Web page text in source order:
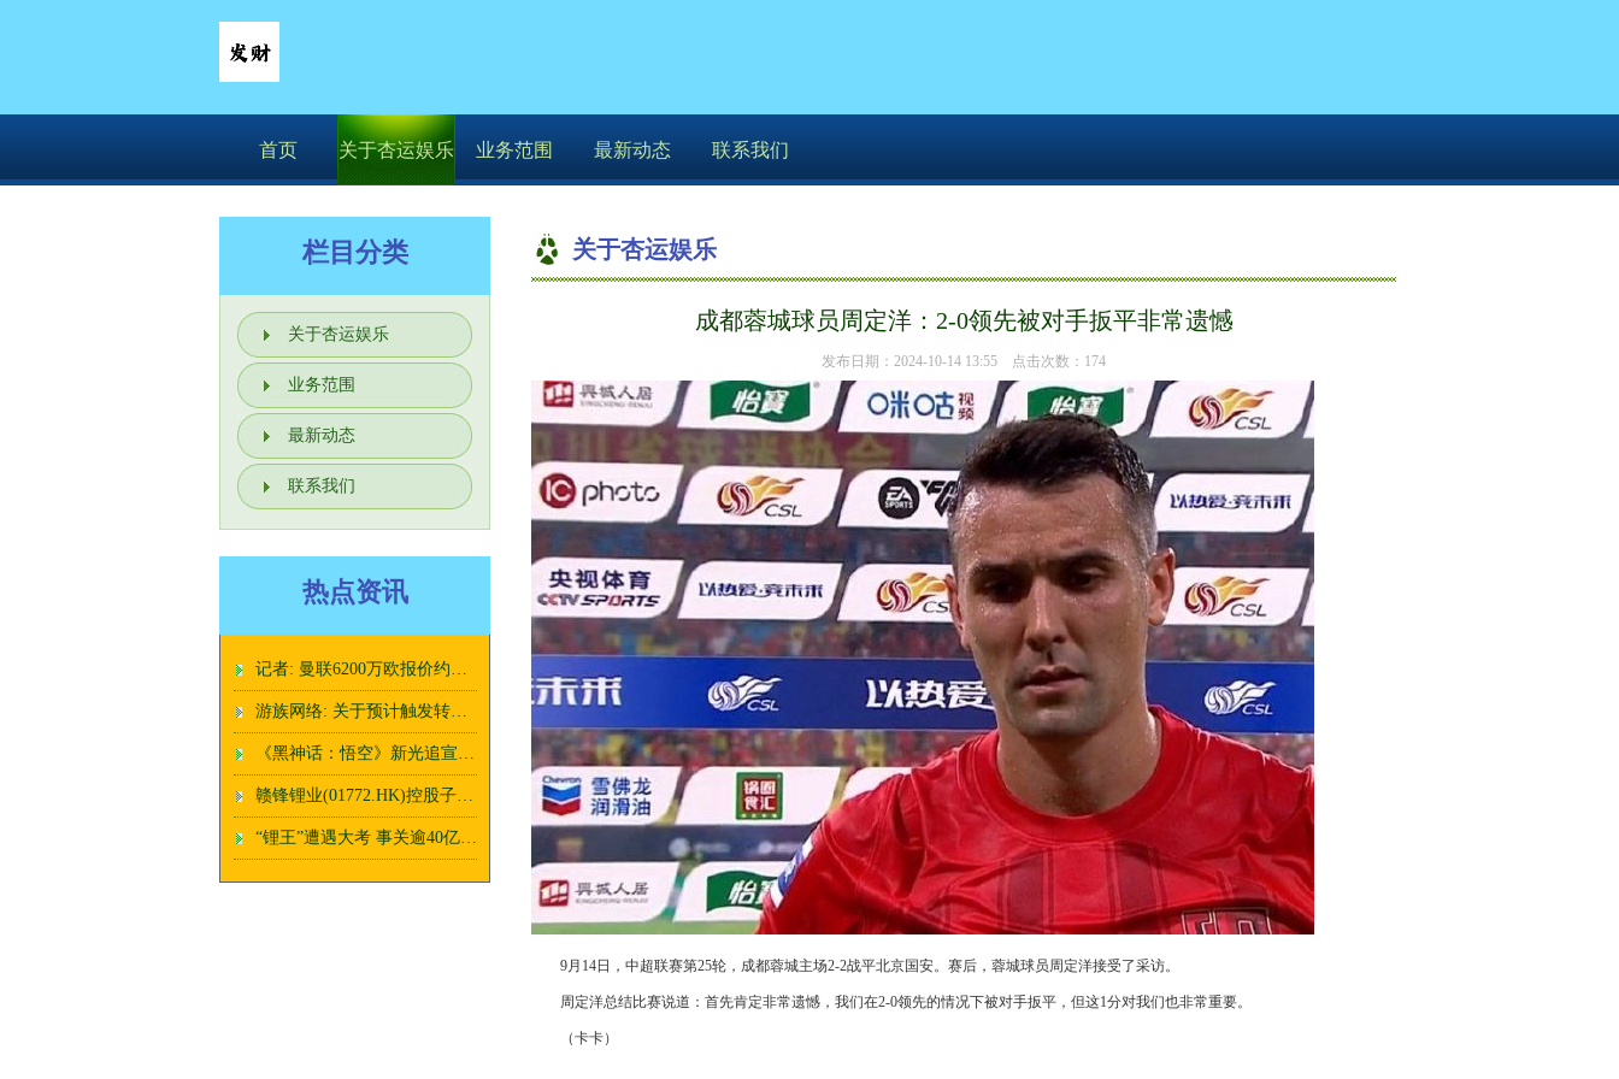
首页 关于杏运娱乐 业务范围 最新动态 联系我们
栏目分类
关于杏运娱乐
业务范围
最新动态
联系我们
热点资讯
记者: 曼联6200万欧报价约罗被接受, 正在和球员谈薪水
游族网络: 关于预计触发转股价格向下修正条件的提示性公告
《黑神话：悟空》新光追宣传片发布：打Boss更高清了！
赣锋锂业(01772.HK)控股子公司 Minera Exar拟在境外发行不超过 2 亿美元或其他等值货币的债券
“锂王”遭遇大考 事关逾40亿美元投资
关于杏运娱乐
你的位置： 杏运娱乐 > 关于杏运娱乐 > 成都蓉城球员周定洋：2-0领先被对手扳平非常遗憾
成都蓉城球员周定洋：2-0领先被对手扳平非常遗憾
发布日期：2024-10-14 13:55 点击次数：174
9月14日，中超联赛第25轮，成都蓉城主场2-2战平北京国安。赛后，蓉城球员周定洋接受了采访。
周定洋总结比赛说道：首先肯定非常遗憾，我们在2-0领先的情况下被对手扳平，但这1分对我们也非常重要。
（卡卡）